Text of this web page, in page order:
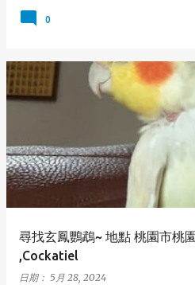
0
尋找玄鳳鸚鵡~ 地點 桃園市桃
,Cockatiel
日期： 5月 28, 2024